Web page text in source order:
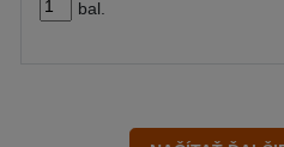
bal.